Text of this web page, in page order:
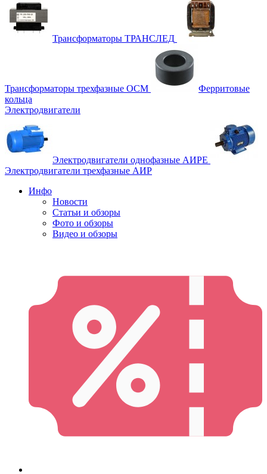
Трансформаторы ТРАНСЛЕД
Трансформаторы трехфазные ОСМ
Ферритовые
кольца
Электродвигатели
Электродвигатели однофазные АИРЕ
Электродвигатели трехфазные АИР
Инфо
Новости
Статьи и обзоры
Фото и обзоры
Видео и обзоры